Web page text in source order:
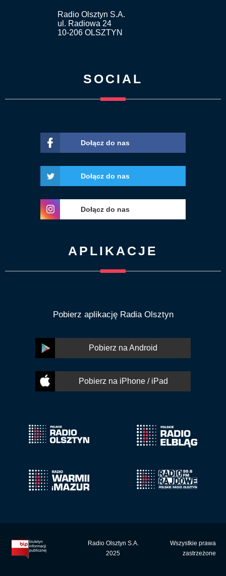
Radio Olsztyn S.A.
ul. Radiowa 24
10-206 OLSZTYN
SOCIAL
Dołącz do nas
Dołącz do nas
Dołącz do nas
APLIKACJE
Pobierz aplikację Radia Olsztyn
Pobierz na Android
Pobierz na iPhone / iPad
Radio Olsztyn S.A.
2025
Wszystkie prawa
zastrzeżone